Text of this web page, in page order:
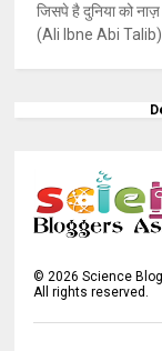
जिसपे है दुनिया को
(Ali Ibne Abi Talib)
©2026 Science
All rights reserved.